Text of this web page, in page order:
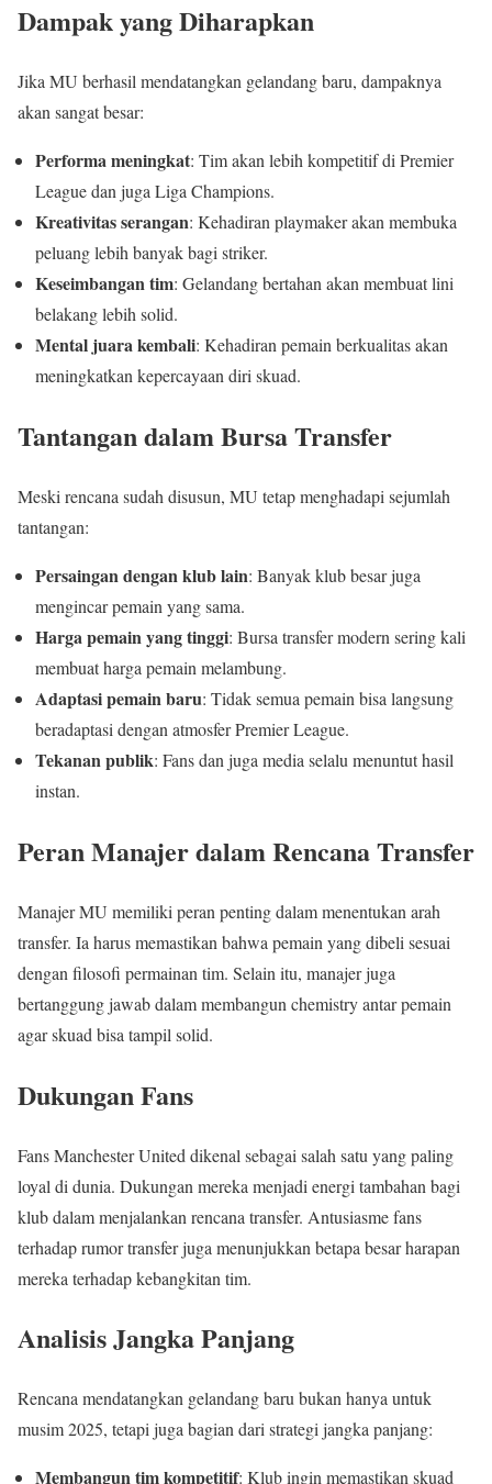
Dampak yang Diharapkan
Jika MU berhasil mendatangkan gelandang baru, dampaknya
akan sangat besar:
Performa meningkat: Tim akan lebih kompetitif di Premier
League dan juga Liga Champions.
Kreativitas serangan: Kehadiran playmaker akan membuka
peluang lebih banyak bagi striker.
Keseimbangan tim: Gelandang bertahan akan membuat lini
belakang lebih solid.
Mental juara kembali: Kehadiran pemain berkualitas akan
meningkatkan kepercayaan diri skuad.
Tantangan dalam Bursa Transfer
Meski rencana sudah disusun, MU tetap menghadapi sejumlah
tantangan:
Persaingan dengan klub lain: Banyak klub besar juga
mengincar pemain yang sama.
Harga pemain yang tinggi: Bursa transfer modern sering kali
membuat harga pemain melambung.
Adaptasi pemain baru: Tidak semua pemain bisa langsung
beradaptasi dengan atmosfer Premier League.
Tekanan publik: Fans dan juga media selalu menuntut hasil
instan.
Peran Manajer dalam Rencana Transfer
Manajer MU memiliki peran penting dalam menentukan arah
transfer. Ia harus memastikan bahwa pemain yang dibeli sesuai
dengan filosofi permainan tim. Selain itu, manajer juga
bertanggung jawab dalam membangun chemistry antar pemain
agar skuad bisa tampil solid.
Dukungan Fans
Fans Manchester United dikenal sebagai salah satu yang paling
loyal di dunia. Dukungan mereka menjadi energi tambahan bagi
klub dalam menjalankan rencana transfer. Antusiasme fans
terhadap rumor transfer juga menunjukkan betapa besar harapan
mereka terhadap kebangkitan tim.
Analisis Jangka Panjang
Rencana mendatangkan gelandang baru bukan hanya untuk
musim 2025, tetapi juga bagian dari strategi jangka panjang:
Membangun tim kompetitif: Klub ingin memastikan skuad